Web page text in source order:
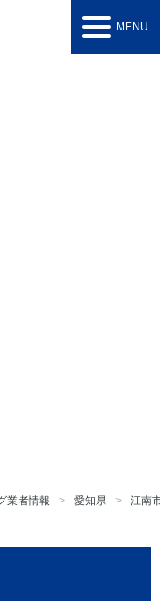
MENU
業者情報 愛知県 江南